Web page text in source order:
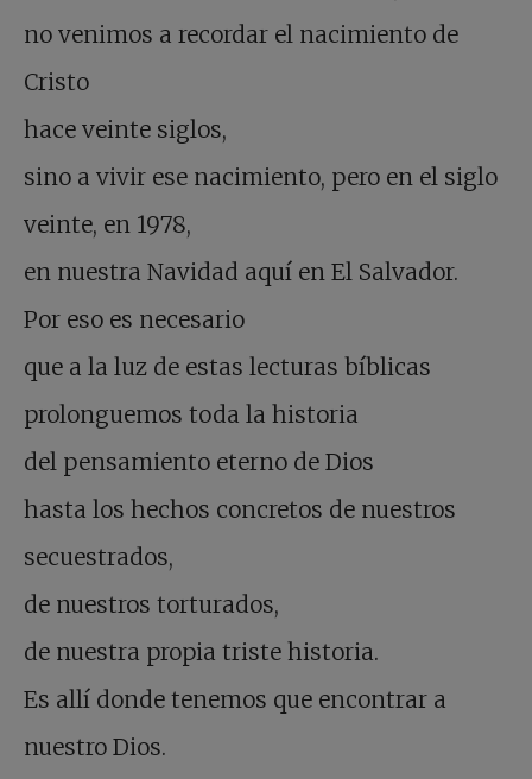
no venimos a recordar el nacimiento de
Cristo
hace veinte siglos,
sino a vivir ese nacimiento, pero en el siglo
veinte, en 1978,
en nuestra Navidad aquí en El Salvador.
Por eso es necesario
que a la luz de estas lecturas bíblicas
prolonguemos toda la historia
del pensamiento eterno de Dios
hasta los hechos concretos de nuestros
secuestrados,
de nuestros torturados,
de nuestra propia triste historia.
Es allí donde tenemos que encontrar a
nuestro Dios.